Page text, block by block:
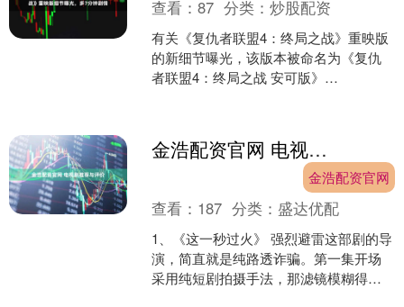
查看：87 分类：炒股配资
有关《复仇者联盟4：终局之战》重映版
的新细节曝光，该版本被命名为《复仇
者联盟4：终局之战 安可版》
金浩配资官网 电视剧推荐与评价
金浩配资官网
查看： 187 分类： 盛达优配
1、《这一秒过火》 强烈避雷这部剧的导
演，简直就是纯路透诈骗。第一集开场
采用纯短剧拍摄手法，那滤镜模糊得我